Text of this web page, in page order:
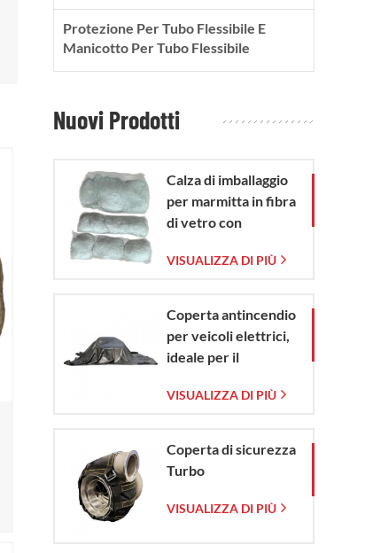
Protezione Per Tubo Flessibile E
Manicotto Per Tubo Flessibile
Nuovi Prodotti
Calza di imballaggio
per marmitta in fibra
di vetro con
vetro intrecciata
VISUALIZZA DI PIÙ
Coperta antincendio
per veicoli elettrici,
ideale per il
emergenze in caso di
elettrici e
automobili.
VISUALIZZA DI PIÙ
Coperta di sicurezza
Turbo
VISUALIZZA DI PIÙ